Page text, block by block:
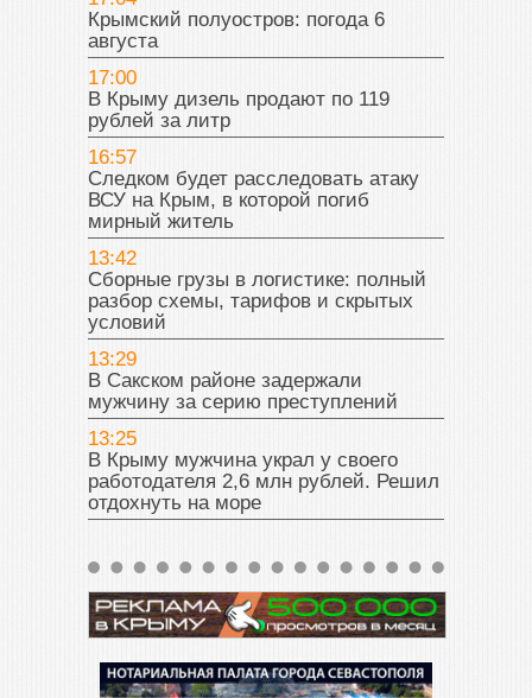
Крымский полуостров: погода 6
августа
17:00
В Крыму дизель продают по 119
рублей за литр
16:57
Следком будет расследовать атаку
ВСУ на Крым, в которой погиб
мирный житель
13:42
Сборные грузы в логистике: полный
разбор схемы, тарифов и скрытых
условий
13:29
В Сакском районе задержали
мужчину за серию преступлений
13:25
В Крыму мужчина украл у своего
работодателя 2,6 млн рублей. Решил
отдохнуть на море